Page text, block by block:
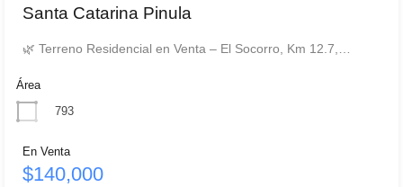
Santa Catarina Pinula
🌿 Terreno Residencial en Venta – El Socorro, Km 12.7,…
Área
793
En Venta
$140,000